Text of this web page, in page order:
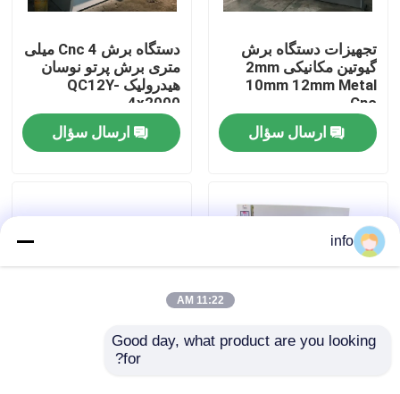
کارخانه تور
کنترل کیفیت
اخبار
همه موارد
تجهیزات دستگاه برش
گیوتین مکانیکی 2mm
10mm 12mm Metal
Cnc
ارسال سؤال
دستگاه برش Cnc 4 میلی
متری برش پرتو نوسان
هیدرولیک QC12Y-
4x2000
ارسال سؤال
دستگاه برش پرتو
info
11:22 AM
Good day, what product are you looking
for?